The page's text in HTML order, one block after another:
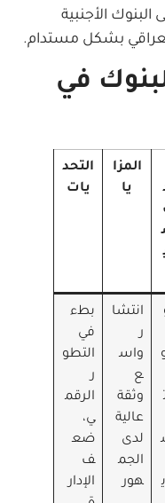
الأجنبية
بشكل مستدام.
في
المزا
يا
التحد
يات
انتشا
ر
واس
ع
وثقة
عالية
لدى
الجم
هور
بطء
في
التطو
ر
الرقم
ي،
ضع
ف
الإدار